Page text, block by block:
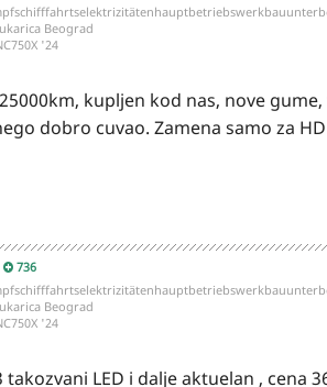
Beograd
'24
kupljen kod nas, nove
dobro cuvao. Zamena samo za
736
Beograd
'24
takozvani LED i dalje aktuelan , cena